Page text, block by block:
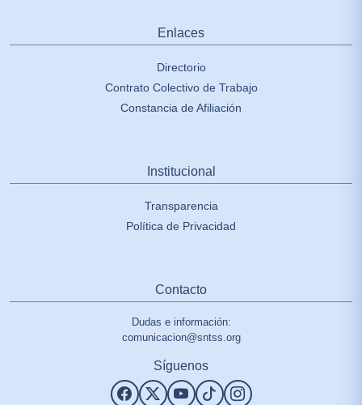
Enlaces
Directorio
Contrato Colectivo de Trabajo
Constancia de Afiliación
Institucional
Transparencia
Política de Privacidad
Contacto
Dudas e información:
comunicacion@sntss.org
Síguenos